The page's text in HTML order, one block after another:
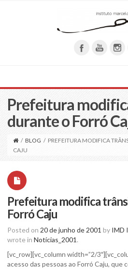
Prefeitura
durante o Forró
/ BLOG / PREFEITURA MODIFICA
CAJU
Prefeitura modifica
Forró Caju
Posted on 20 de junho de 2001 by IMD
wrote in Notícias_2001 .
[vc_row][vc_column width=”2/
acesso das pessoas ao Forró Caju, que